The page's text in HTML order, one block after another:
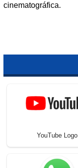
cinematográfica.
YouTube Logo